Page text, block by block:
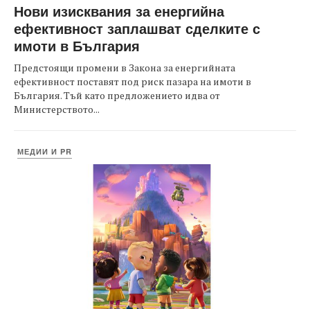
Нови изисквания за енергийна
ефективност заплашват сделките с
имоти в България
Предстоящи промени в Закона за енергийната
ефективност поставят под риск пазара на имоти в
България. Тъй като предложението идва от
Министерството...
МЕДИИ И PR